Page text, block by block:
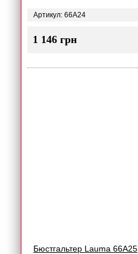
Артикул: 66A24
1 146 грн
Бюстгальтер Lauma 66A25